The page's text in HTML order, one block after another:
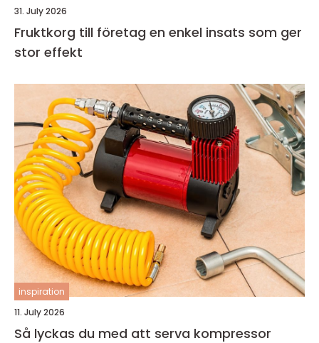
31. July 2026
Fruktkorg till företag en enkel insats som ger
stor effekt
inspiration
11. July 2026
Så lyckas du med att serva kompressor